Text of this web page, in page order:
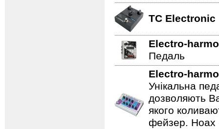
TC Electronic
Electro-
Педаль
Electro-
Унікальна
дозволяють
якого
фейзер. Hoax